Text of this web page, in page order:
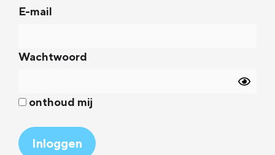
E-mail
Wachtwoord
onthoud mij